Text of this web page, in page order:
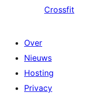
Crossfit
Over
Nieuws
Hosting
Privacy